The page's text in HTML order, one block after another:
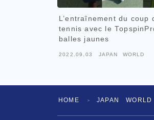
L’entraînement du coup
tennis avec le
balles jaunes
2022.09.03 JAPAN WORLD
HOME ＞ JAPAN WORLD